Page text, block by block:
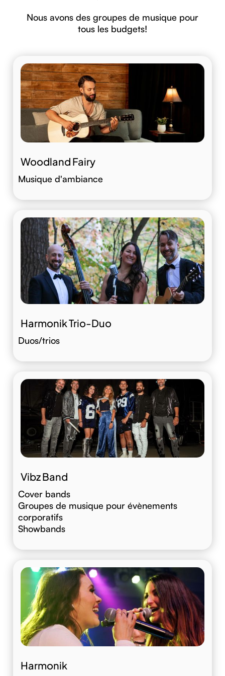
Nous avons des groupes de musique pour
tous les budgets!
Woodland Fairy
Musique d'ambiance
Harmonik Trio-Duo
Duos/trios
Vibz Band
Cover bands
Groupes de musique pour évènements
corporatifs
Showbands
Harmonik